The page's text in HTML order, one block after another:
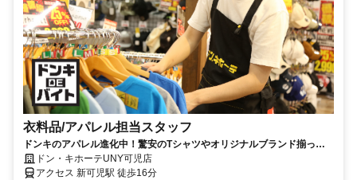
衣料品/アパレル担当スタッフ
ドンキのアパレル進化中！驚安のTシャツやオリジナルブランド揃って
ます♪ドン・キホーテUNY可児店
アクセス 新可児駅 徒歩16分